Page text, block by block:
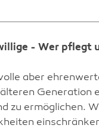
- Wer pflegt
aber
Generation
zu ermöglichen.